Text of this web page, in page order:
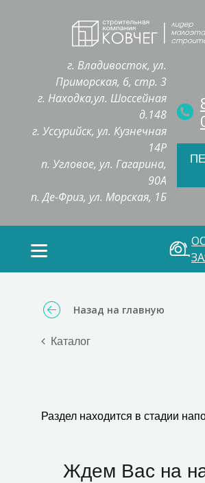
г. Владивосток, ул.
Приморская, 6, стр. 3
г. Находка,ул. Шоссейная
д.148
г. Уссурийск, ул. Кузнечная
14Р
п. Угловое, ул. Гагарина,
90А
п. Де-Фриз, ул. Морская, 1Б
Назад на главную
Каталог
Раздел находится в стадии
Ждем Вас на